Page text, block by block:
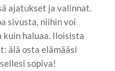
ajatukset ja valinnat.
sivusta, niihin voi
haluaa. Iloisista
älä osta elämääsi
sopiva!